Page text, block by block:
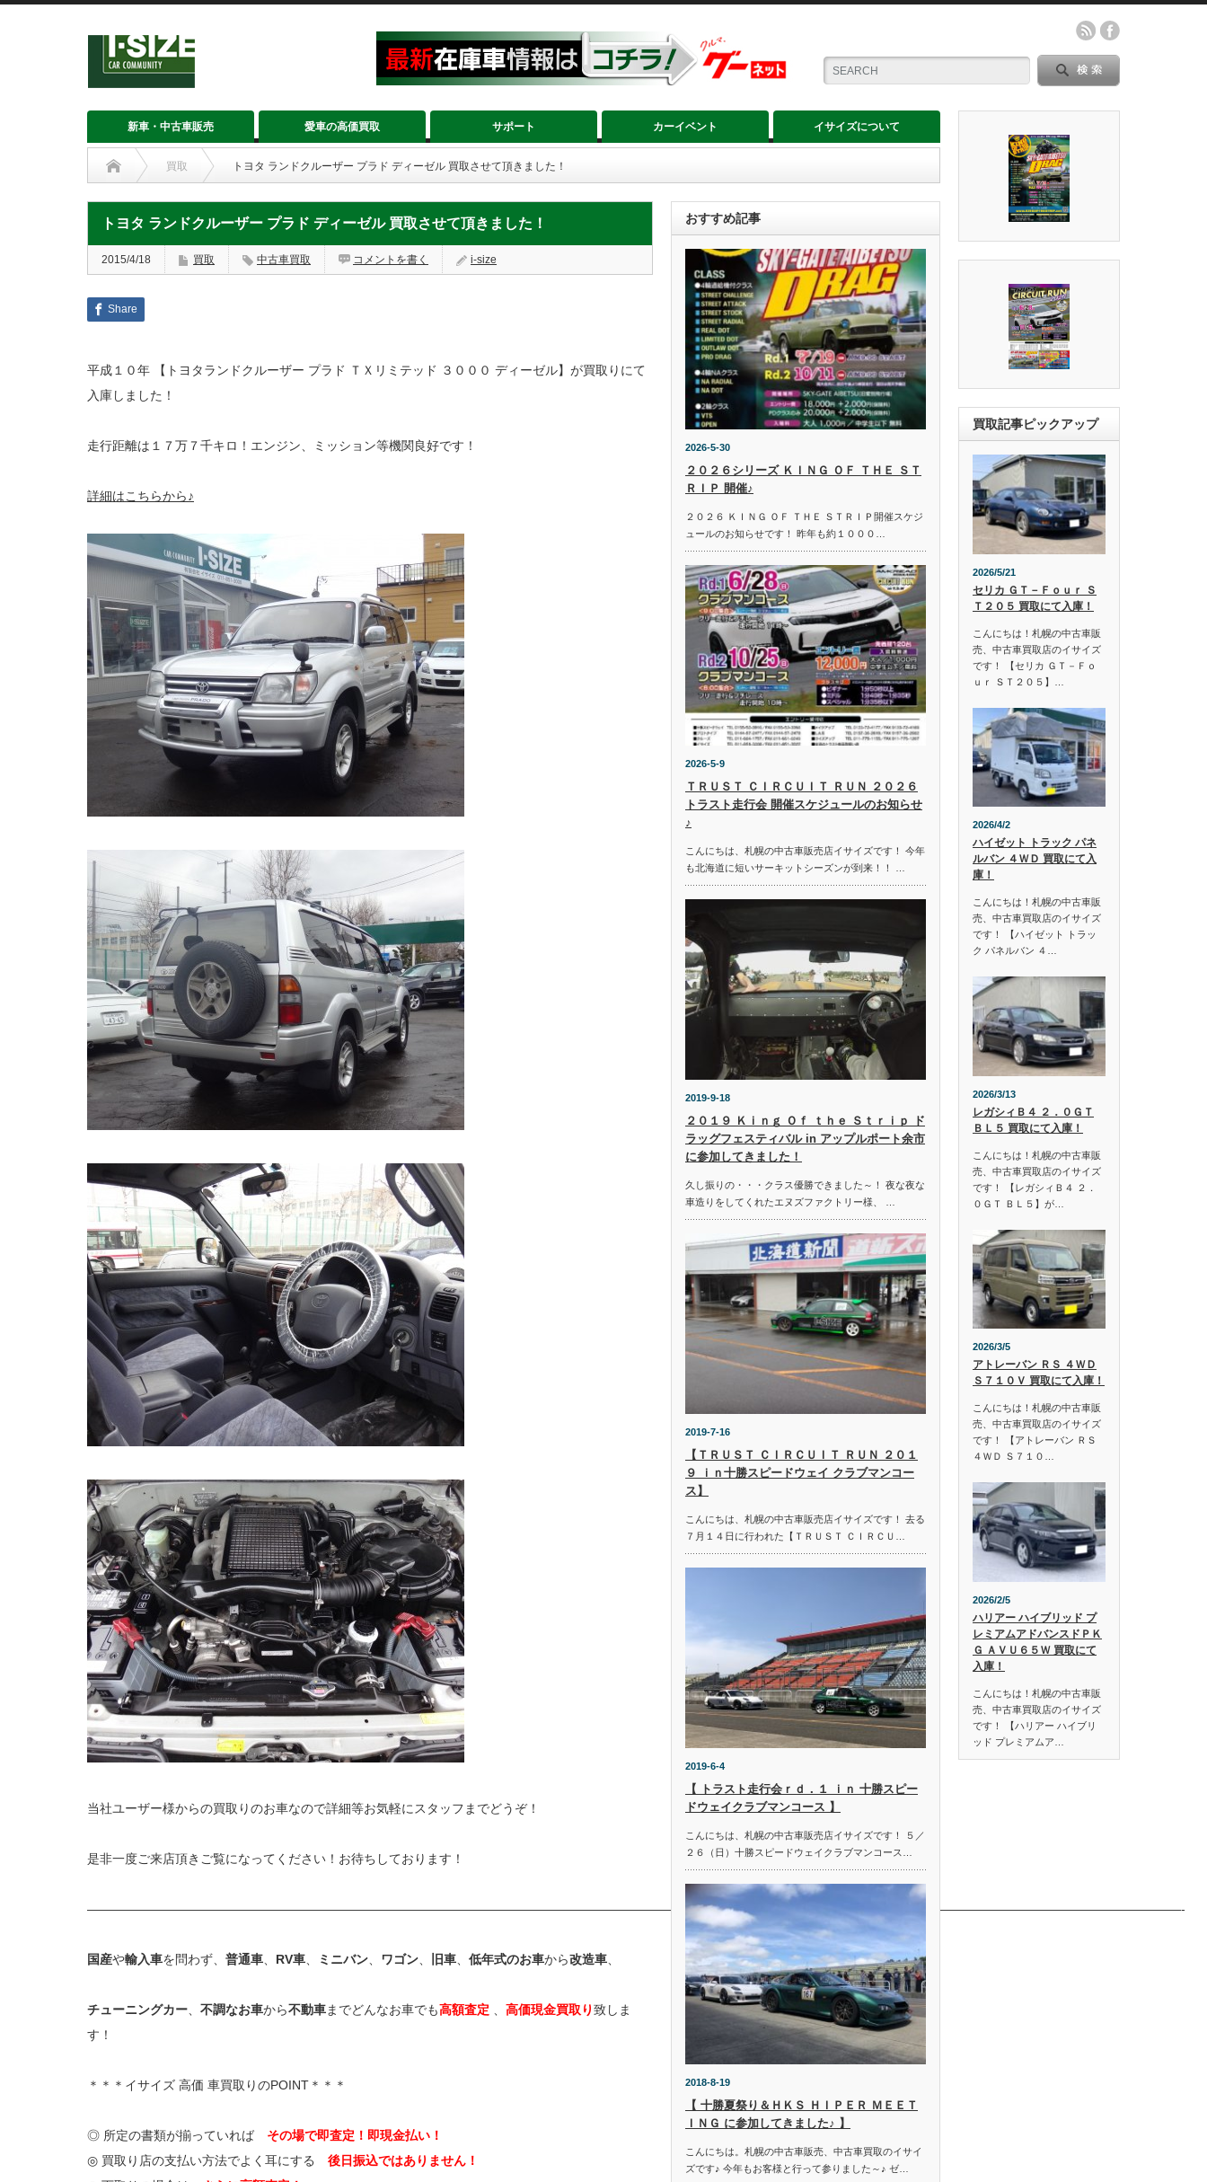
新車・中古車販売 愛車の高価買取 サポート カーイベント イサイズについて
買取 トヨタ ランドクルーザー プラド ディーゼル 買取させて頂きました！
トヨタ ランドクルーザー プラド ディーゼル 買取させて頂きました！
2015/4/18 買取 中古車買取 コメントを書く i-size
Share
平成１０年 【トヨタランドクルーザー プラド ＴＸリミテッド ３０００ ディーゼル】が買取りにて
入庫しました！
走行距離は１７万７千キロ！エンジン、ミッション等機関良好です！
詳細はこちらから♪
当社ユーザー様からの買取りのお車なので詳細等お気軽にスタッフまでどうぞ！
是非一度ご来店頂きご覧になってください！お待ちしております！
———————————————————————————————————————————————————————————————————————————————————————-
国産や輸入車を問わず、 普通車 RV車 ミニバン ワゴン 旧車 低年式のお車から改造車
チューニングカー 不調なお車から不動車までどんなお車でも高額査定 高価現金買取り致しま
す！
＊＊＊イサイズ 高価 車買取りのPOINT＊＊＊
◎ 所定の書類が揃っていれば その場で即査定！即現金払い！
◎ 買取り店の支払い方法でよく耳にする 後日振込ではありません！
おすすめ記事
2026-5-30
２０２６シリーズ ＫＩＮＧ ＯＦ ＴＨＥ ＳＴ
ＲＩＰ 開催♪
２０２６ ＫＩＮＧ ＯＦ ＴＨＥ ＳＴＲＩＰ開催スケジ
ュールのお知らせです！ 昨年も約１０００…
2026-5-9
ＴＲＵＳＴ ＣＩＲＣＵＩＴ ＲＵＮ ２０２６
トラスト走行会 開催スケジュールのお知らせ
♪
こんにちは、札幌の中古車販売店イサイズです！ 今年
も北海道に短いサーキットシーズンが到来！！ …
2019-9-18
２０１９ Ｋｉｎｇ Ｏｆ ｔｈｅ Ｓｔｒｉｐ ド
ラッグフェスティバル in アップルポート余市
に参加してきました！
久し振りの・・・クラス優勝できました～！ 夜な夜な
車造りをしてくれたエヌズファクトリー様、 …
2019-7-16
【ＴＲＵＳＴ ＣＩＲＣＵＩＴ ＲＵＮ ２０１
９ ｉｎ十勝スピードウェイ クラブマンコー
ス】
こんにちは、札幌の中古車販売店イサイズです！ 去る
７月１４日に行われた【ＴＲＵＳＴ ＣＩＲＣＵ…
2019-6-4
【 トラスト走行会ｒｄ．１ ｉｎ 十勝スピー
ドウェイクラブマンコース 】
こんにちは、札幌の中古車販売店イサイズです！ ５／
２６（日）十勝スピードウェイクラブマンコース…
2018-8-19
【 十勝夏祭り＆ＨＫＳ ＨＩＰＥＲ ＭＥＥＴ
ＩＮＧ に参加してきました♪ 】
こんにちは。札幌の中古車販売、中古車買取のイサイ
ズです♪ 今年もお客様と行って参りました～♪ ゼ…
買取記事ピックアップ
2026/5/21
セリカ ＧＴ－Ｆｏｕｒ Ｓ
Ｔ２０５ 買取にて入庫！
こんにちは！札幌の中古車販
売、中古車買取店のイサイズ
です！ 【セリカ ＧＴ－Ｆｏ
ｕｒ ＳＴ２０５】…
2026/4/2
ハイゼット トラック パネ
ルバン ４ＷＤ 買取にて入
庫！
こんにちは！札幌の中古車販
売、中古車買取店のイサイズ
です！ 【ハイゼット トラッ
ク パネルバン ４…
2026/3/13
レガシィＢ４ ２．０ＧＴ
ＢＬ５ 買取にて入庫！
こんにちは！札幌の中古車販
売、中古車買取店のイサイズ
です！ 【レガシィＢ４ ２．
０ＧＴ ＢＬ５】が…
2026/3/5
アトレーバン ＲＳ ４ＷＤ
Ｓ７１０Ｖ 買取にて入庫！
こんにちは！札幌の中古車販
売、中古車買取店のイサイズ
です！ 【アトレーバン ＲＳ
４ＷＤ Ｓ７１０…
2026/2/5
ハリアー ハイブリッド プ
レミアムアドバンスドＰＫ
Ｇ ＡＶＵ６５Ｗ 買取にて
入庫！
こんにちは！札幌の中古車販
売、中古車買取店のイサイズ
です！ 【ハリアー ハイブリ
ッド プレミアムア…